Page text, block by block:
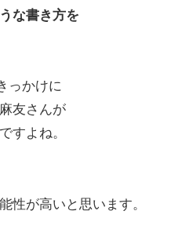
な書き方を
っかけに
友さんが
すよね。
性が高いと思います。